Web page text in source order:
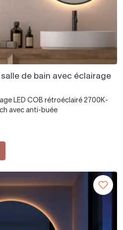
de bain avec éclairage
LED COB rétroéclairé 2700K-
avec anti-buée